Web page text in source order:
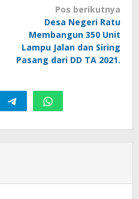
Pos berikutnya
Desa Negeri Ratu
Membangun 350 Unit
Lampu Jalan dan Siring
Pasang dari DD TA 2021.